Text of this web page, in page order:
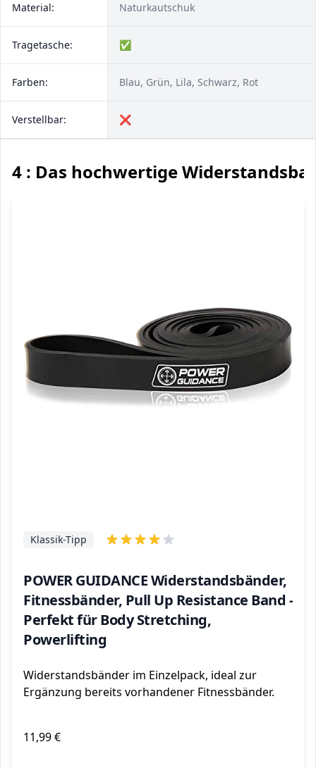
Material: ‎Naturkautschuk
Tragetasche: ✅
Farben: Blau, Grün, Lila, Schwarz, Rot
Verstellbar: ❌
4 : Das hochwertige
POWER GUIDANCE Widerstandsbänder,
Fitnessbänder, Pull Up Resistance Band -
Perfekt für Body Stretching,
Powerlifting
Klassik-Tipp
Widerstandsbänder im Einzelpack, ideal zur
Ergänzung bereits vorhandener Fitnessbänder.
11,99 €